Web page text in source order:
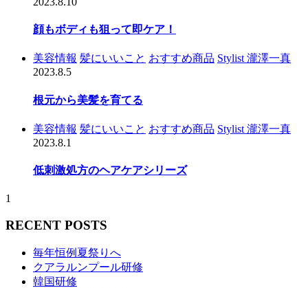
顔もボディも狙って即ケア！
美容情報 髪にいいこと おすすめ商品 Stylist 瀧澤一真
2023.8.5
根元から美髪を育てる
美容情報 髪にいいこと おすすめ商品 Stylist 瀧澤一真
2023.8.1
低刺激処方のヘアケアシリーズ
1
RECENT POSTS
毎年恒例夏祭りへ
クアラルンプール研修
韓国研修